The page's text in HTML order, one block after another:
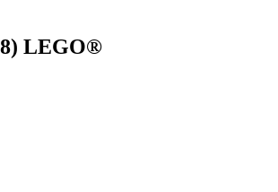
LEGO®